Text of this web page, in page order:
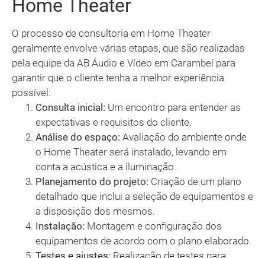
Home Theater
O processo de consultoria em Home Theater
geralmente envolve várias etapas, que são realizadas
pela equipe da AB Áudio e Vídeo em Carambeí para
garantir que o cliente tenha a melhor experiência
possível:
Consulta inicial: Um encontro para entender as
expectativas e requisitos do cliente.
Análise do espaço: Avaliação do ambiente onde
o Home Theater será instalado, levando em
conta a acústica e a iluminação.
Planejamento do projeto: Criação de um plano
detalhado que inclui a seleção de equipamentos e
a disposição dos mesmos.
Instalação: Montagem e configuração dos
equipamentos de acordo com o plano elaborado.